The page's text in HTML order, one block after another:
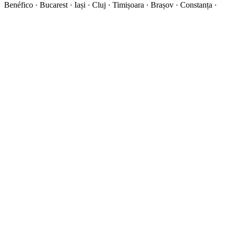
Benéfico · Bucarest · Iași · Cluj · Timișoara · Brașov · Constanța ·